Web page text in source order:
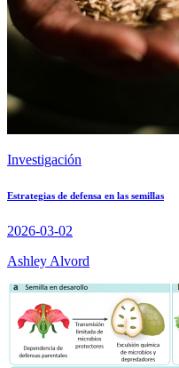
Investigación
Estrategias de defensa en las semillas
2026-03-02
Ashley Alvord